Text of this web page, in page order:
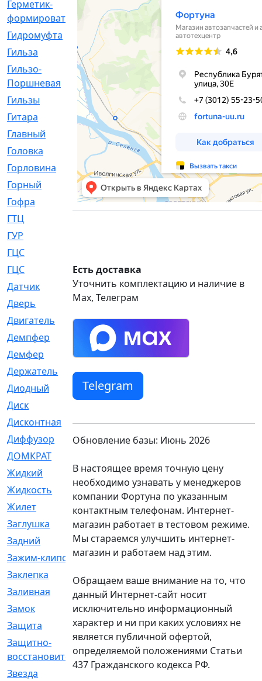
Герметик-
формирователь
Гидромуфта
[47]
Гильза
Гильзо-
Поршневая
[13]
Гильзы
[259]
Гитара
[7]
Главный
[29]
Головка
[28]
Горловина
Горный
[1]
Гофра
[86]
ГТЦ
ГУР
ГЦC
ГЦС
[74]
Датчик
[969]
Дверь
[249]
Двигатель
[64]
Демпфер
[2]
Демфер
[1]
Держатель
[5]
Диодный
[3]
Диск
Дисконтная
[1]
Диффузор
[1]
ДОМКРАТ
Жидкий
[5]
Жидкость
[80]
Жилет
[1]
Заглушка
[21]
Задний
[528]
Зажим-клипса
[1]
Заклепка
Заливная
[4]
Замок
[12]
Защита
[79]
Защитно-
восстановительный
[4]
Звезда
[1]
Есть доставка
Уточнить комплектацию и наличие в
Max, Телеграм
Telegram
Обновление базы: Июнь 2026
В настоящее время точную цену
необходимо узнавать у менеджеров
компании Фортуна по указанным
контактным телефонам. Интернет-
магазин работает в тестовом режиме.
Мы стараемся улучшить интернет-
магазин и работаем над этим.
Обращаем ваше внимание на то, что
данный Интернет-сайт носит
исключительно информационный
характер и ни при каких условиях не
является публичной офертой,
определяемой положениями Статьи
437 Гражданского кодекса РФ.